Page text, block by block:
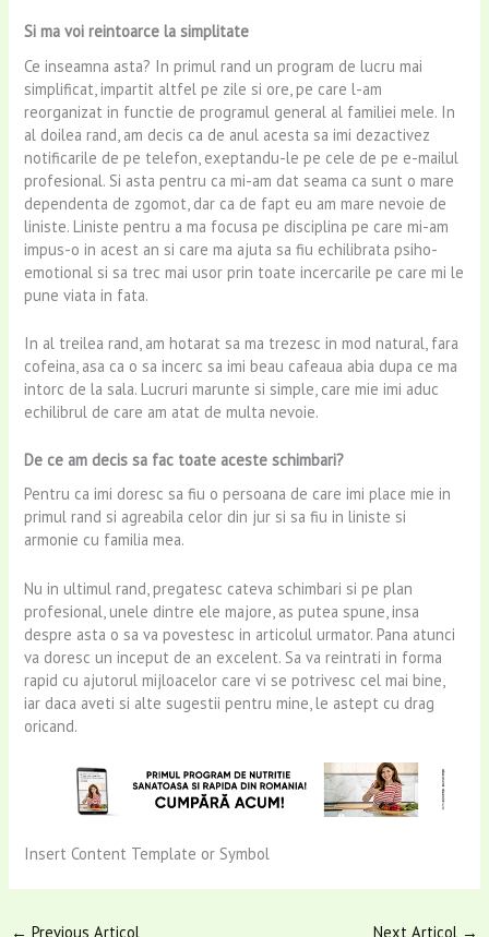
Si ma voi reintoarce la simplitate
Ce inseamna asta? In primul rand un program de lucru mai
simplificat, impartit altfel pe zile si ore, pe care l-am
reorganizat in functie de programul general al familiei mele. In
al doilea rand, am decis ca de anul acesta sa imi dezactivez
notificarile de pe telefon, exeptandu-le pe cele de pe e-mailul
profesional. Si asta pentru ca mi-am dat seama ca sunt o mare
dependenta de zgomot, dar ca de fapt eu am mare nevoie de
liniste. Liniste pentru a ma focusa pe disciplina pe care mi-am
impus-o in acest an si care ma ajuta sa fiu echilibrata psiho-
emotional si sa trec mai usor prin toate incercarile pe care mi le
pune viata in fata.
In al treilea rand, am hotarat sa ma trezesc in mod natural, fara
cofeina, asa ca o sa incerc sa imi beau cafeaua abia dupa ce ma
intorc de la sala. Lucruri marunte si simple, care mie imi aduc
echilibrul de care am atat de multa nevoie.
De ce am decis sa fac toate aceste schimbari?
Pentru ca imi doresc sa fiu o persoana de care imi place mie in
primul rand si agreabila celor din jur si sa fiu in liniste si
armonie cu familia mea.
Nu in ultimul rand, pregatesc cateva schimbari si pe plan
profesional, unele dintre ele majore, as putea spune, insa
despre asta o sa va povestesc in articolul urmator. Pana atunci
va doresc un inceput de an excelent. Sa va reintrati in forma
rapid cu ajutorul mijloacelor care vi se potrivesc cel mai bine,
iar daca aveti si alte sugestii pentru mine, le astept cu drag
oricand.
Insert Content Template or Symbol
← Previous Articol Next Articol →